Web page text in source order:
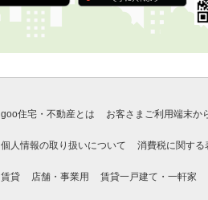
goo住宅・不動産とは お客さまご利用端末か
個人情報の取り扱いについて 消費税に関する
賃貸 店舗・事業用 賃貸一戸建て・一軒家